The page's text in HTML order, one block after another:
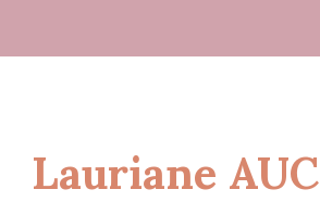
Lauriane